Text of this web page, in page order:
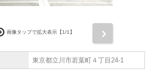
画像タップで拡大表示【1/1】
東京都立川市若葉町４丁目24-1